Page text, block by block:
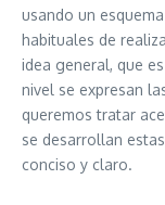
usando un
habituales de
idea general, que
nivel se expresan
queremos tratar
se desarrollan
conciso y claro.